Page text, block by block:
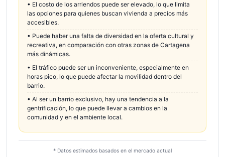
• El costo de los arriendos puede ser elevado, lo que limita
las opciones para quienes buscan vivienda a precios más
accesibles.
• Puede haber una falta de diversidad en la oferta cultural y
recreativa, en comparación con otras zonas de Cartagena
más dinámicas.
• El tráfico puede ser un inconveniente, especialmente en
horas pico, lo que puede afectar la movilidad dentro del
barrio.
• Al ser un barrio exclusivo, hay una tendencia a la
gentrificación, lo que puede llevar a cambios en la
comunidad y en el ambiente local.
* Datos estimados basados en el mercado actual